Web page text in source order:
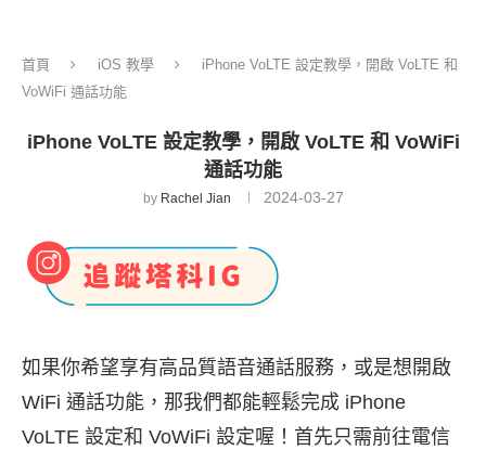
首頁 iOS 教學
iPhone VoLTE 設定教學，開啟 VoLTE 和
VoWiFi 通話功能
iPhone VoLTE 設定教學，開啟 VoLTE 和 VoWiFi
通話功能
by Rachel Jian 2024-03-27
如果你希望享有高品質語音通話服務，或是想開啟
WiFi 通話功能，那我們都能輕鬆完成 iPhone
VoLTE 設定和 VoWiFi 設定喔！首先只需前往電信